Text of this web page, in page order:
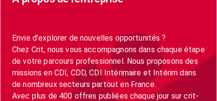
Envie d’explorer de nouvelles opportunités ?
Chez Crit, nous vous accompagnons dans chaque étape
de votre parcours professionnel. Nous proposons des
missions en CDI, CDD, CDI Intérimaire et Intérim dans
de nombreux secteurs partout en France.
Avec plus de 400 offres publiées chaque jour sur crit-